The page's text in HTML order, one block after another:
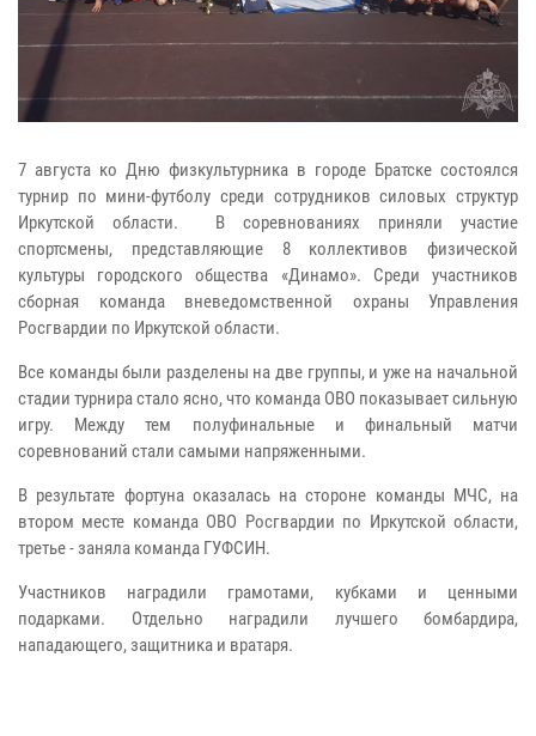
7 августа ко Дню физкультурника в городе Братске состоялся
турнир по мини-футболу среди сотрудников силовых структур
Иркутской области. В соревнованиях приняли участие
спортсмены, представляющие 8 коллективов физической
культуры городского общества «Динамо». Среди участников
сборная команда вневедомственной охраны Управления
Росгвардии по Иркутской области.
Все команды были разделены на две группы, и уже на начальной
стадии турнира стало ясно, что команда ОВО показывает сильную
игру. Между тем полуфинальные и финальный матчи
соревнований стали самыми напряженными.
В результате фортуна оказалась на стороне команды МЧС, на
втором месте команда ОВО Росгвардии по Иркутской области,
третье - заняла команда ГУФСИН.
Участников наградили грамотами, кубками и ценными
подарками. Отдельно наградили лучшего бомбардира,
нападающего, защитника и вратаря.